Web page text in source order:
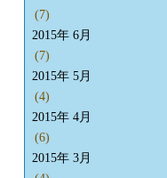
(7)
2015年 6月
(7)
2015年 5月
(4)
2015年 4月
(6)
2015年 3月